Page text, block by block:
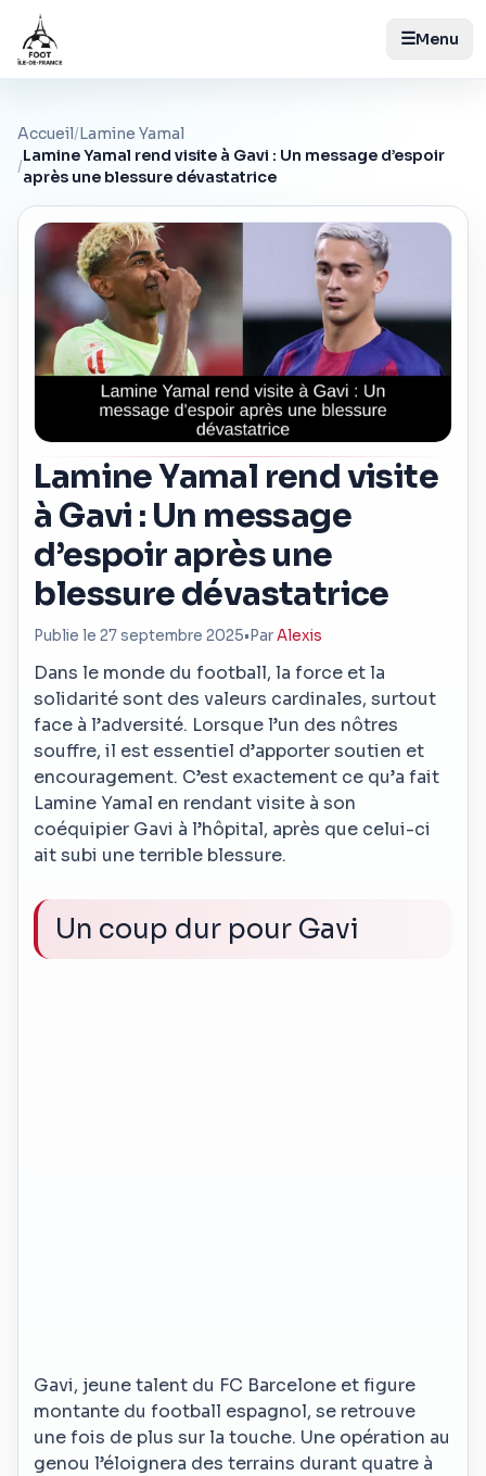
☰Menu
Accueil/Lamine Yamal
/
Lamine Yamal rend visite à Gavi : Un message d’espoir
après une blessure dévastatrice
Lamine Yamal rend visite
à Gavi : Un message
d’espoir après une
blessure dévastatrice
Publie le 27 septembre 2025• ParAlexis
Dans le monde du football, la force et la
solidarité sont des valeurs cardinales, surtout
face à l’adversité. Lorsque l’un des nôtres
souffre, il est essentiel d’apporter soutien et
encouragement. C’est exactement ce qu’a fait
Lamine Yamal en rendant visite à son
coéquipier Gavi à l’hôpital, après que celui-ci
ait subi une terrible blessure.
Un coup dur pour Gavi
Gavi, jeune talent du FC Barcelone et figure
montante du football espagnol, se retrouve
une fois de plus sur la touche. Une opération au
genou l’éloignera des terrains durant quatre à